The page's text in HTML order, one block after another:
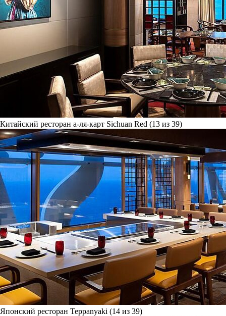
Китайский ресторан а-ля-карт Sichuan Red (13 из 39)
Японский ресторан Teppanyaki (14 из 39)